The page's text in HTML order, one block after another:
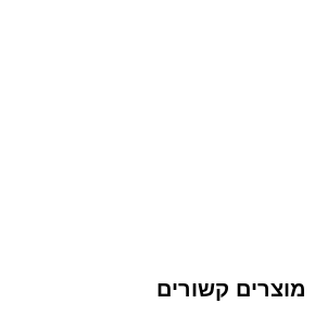
מוצרים קשורים